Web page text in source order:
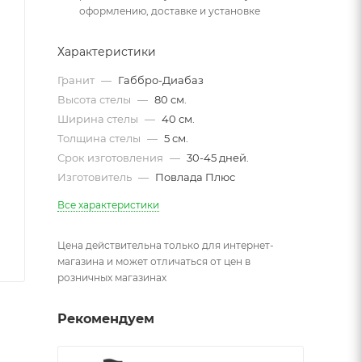
оформлению, доставке и установке
Характеристики
Гранит — Габбро-Диабаз
Высота стелы — 80 см.
Ширина стелы — 40 см.
Толщина стелы — 5 см.
Срок изготовления — 30-45 дней.
Изготовитель — Повлада Плюс
Все характеристики
Цена действительна только для интернет-
магазина и может отличаться от цен в
розничных магазинах
Рекомендуем